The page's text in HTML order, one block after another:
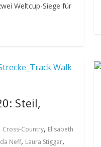
Weltcup-Siege für
Steil,
Cross-Country, Elisabeth
Neff, Laura Stigger,